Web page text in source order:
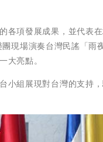
各項發展成果，並代表
現場演奏台灣民謠「雨
大亮點。
小組展現對台灣的支持